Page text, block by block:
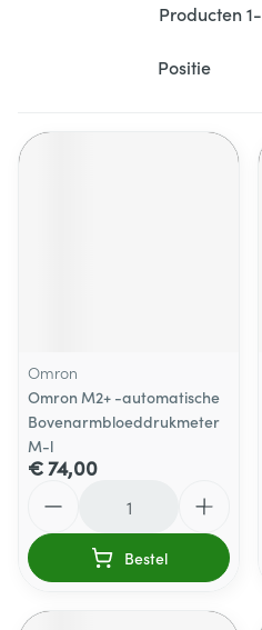
Producten1-
Sorteer op:
Omron
Omron M2+ -automatische
Bovenarmbloeddrukmeter
M-l
€ 74,00
Bestel